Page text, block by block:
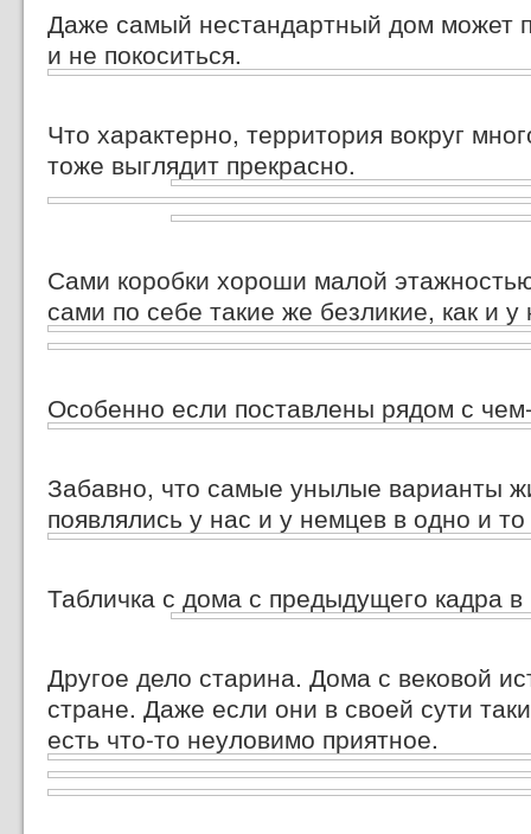
Даже самый нестандартный дом может
и не покоситься.
Что характерно, территория вокруг
тоже выглядит прекрасно.
Сами коробки хороши малой
сами по себе такие же безликие, как и у
Особенно если поставлены рядом с
Забавно, что самые унылые варианты
появлялись у нас и у немцев в одно и
Табличка с дома с предыдущего кадра
Другое дело старина. Дома с вековой
стране. Даже если они в своей сути
есть что-то неуловимо приятное.